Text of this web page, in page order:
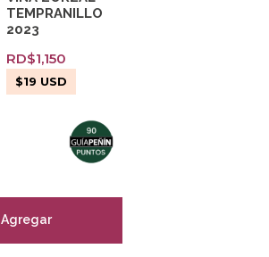
TEMPRANILLO
2023
RD$1,150
$19 USD
Agregar